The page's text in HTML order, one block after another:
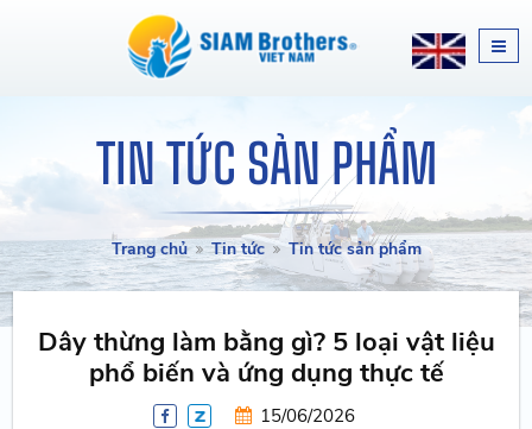
TIN TỨC SẢN PHẨM
Trang chủ Tin tức Tin tức sản phẩm
Dây thừng làm bằng gì? 5 loại vật liệu
phổ biến và ứng dụng thực tế
15/06/2026